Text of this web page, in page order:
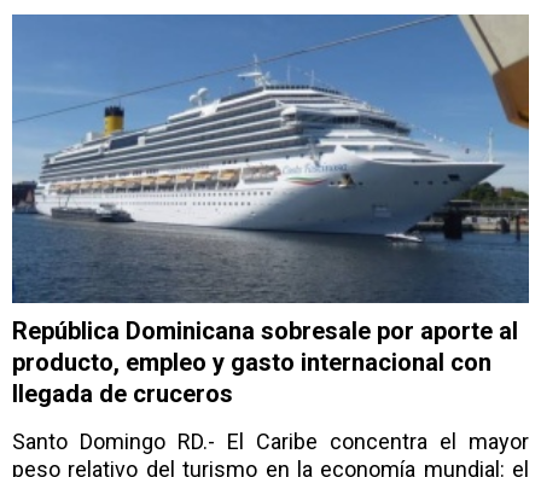
República Dominicana sobresale por aporte al
producto, empleo y gasto internacional con
llegada de cruceros
Santo Domingo RD.- El Caribe concentra el mayor
peso relativo del turismo en la economía mundial: el